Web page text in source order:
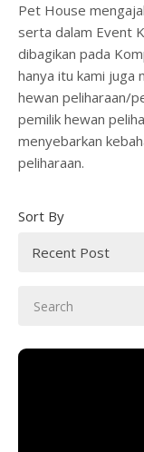
Pet House
serta dalam Event
dibagikan pada
hanya itu kami juga
hewan peliharaan/
pemilik hewan
menyebarkan
peliharaan.
Sort By
Recent Post